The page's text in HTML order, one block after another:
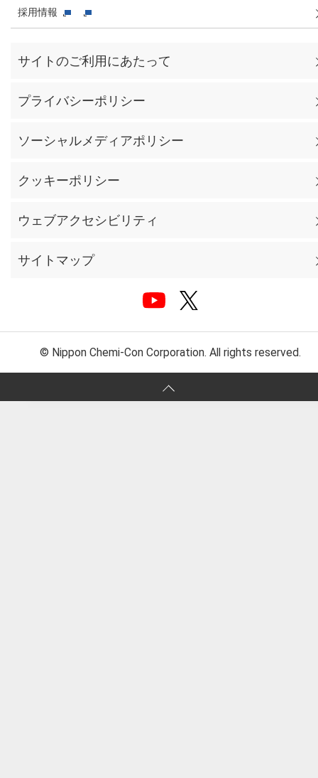
採用情報
サイトのご利用にあたって
プライバシーポリシー
ソーシャルメディアポリシー
クッキーポリシー
ウェブアクセシビリティ
サイトマップ
© Nippon Chemi-Con Corporation. All rights reserved.